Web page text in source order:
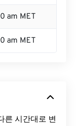
am MET
am MET
른 시간대로 변